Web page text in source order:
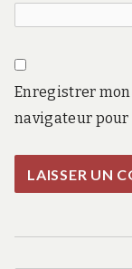
Enregistrer
navigateur pour